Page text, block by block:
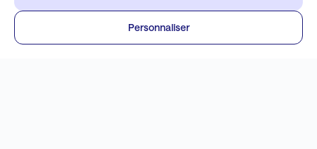
Mentions légales
Personnaliser